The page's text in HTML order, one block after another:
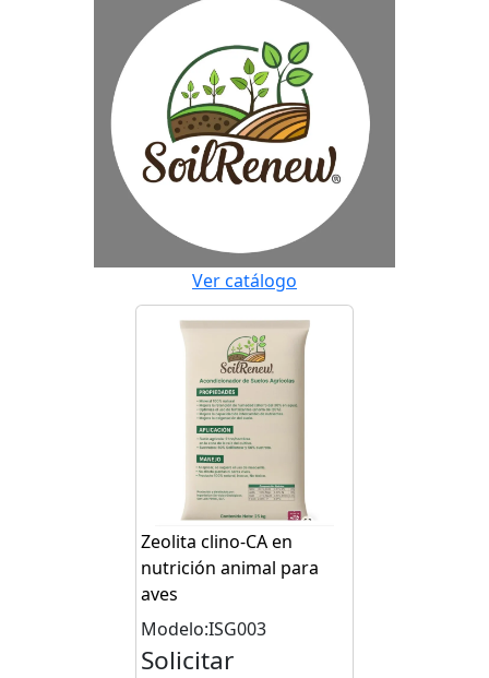
Ver catálogo
Zeolita clino-CA en
nutrición animal para
aves
Modelo:ISG003
Solicitar